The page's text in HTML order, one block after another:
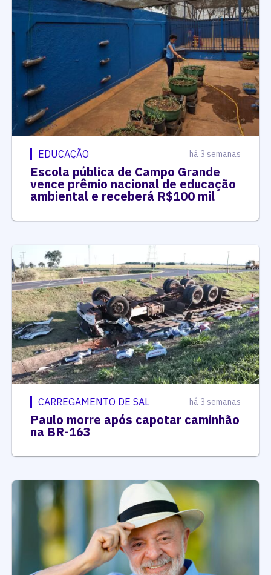
EDUCAÇÃO há 3 semanas
Escola pública de Campo Grande
vence prêmio nacional de educação
ambiental e receberá R$100 mil
CARREGAMENTO DE SAL há 3 semanas
Paulo morre após capotar caminhão
na BR-163